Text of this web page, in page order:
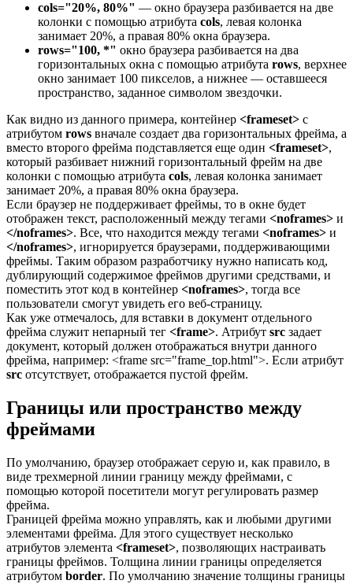
cols="20%, 80%" — окно браузера разбивается на две
колонки с помощью атрибута cols, левая колонка
занимает 20%, а правая 80% окна браузера.
rows="100, *" окно браузера разбивается на два
горизонтальных окна с помощью атрибута rows, верхнее
окно занимает 100 пикселов, а нижнее — оставшееся
пространство, заданное символом звездочки.
Как видно из данного примера, контейнер <frameset> с
атрибутом rows вначале создает два горизонтальных фрейма, а
вместо второго фрейма подставляется еще один <frameset>,
который разбивает нижний горизонтальный фрейм на две
колонки с помощью атрибута cols, левая колонка занимает
занимает 20%, а правая 80% окна браузера.
Если браузер не поддерживает фреймы, то в окне будет
отображен текст, расположенный между тегами <noframes> и
</noframes>. Все, что находится между тегами <noframes> и
</noframes>, игнорируется браузерами, поддерживающими
фреймы. Таким образом разработчику нужно написать код,
дублирующий содержимое фреймов другими средствами, и
поместить этот код в контейнер <noframes>, тогда все
пользователи смогут увидеть его веб-страницу.
Как уже отмечалось, для вставки в документ отдельного
фрейма служит непарный тег <frame>. Атрибут src задает
документ, который должен отображаться внутри данного
фрейма, например: <frame src="frame_top.html">. Если атрибут
src отсутствует, отображается пустой фрейм.
Границы или пространство между
фреймами
По умолчанию, браузер отображает серую и, как правило, в
виде трехмерной линии границу между фреймами, с
помощью которой посетители могут регулировать размер
фрейма.
Границей фрейма можно управлять, как и любыми другими
элементами фрейма. Для этого существует несколько
атрибутов элемента <frameset>, позволяющих настраивать
границы фреймов. Толщина линии границы определяется
атрибутом border. По умолчанию значение толщины границы